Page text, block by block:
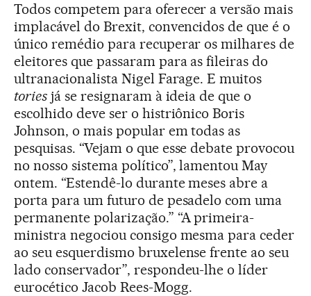
Todos competem para oferecer a versão mais
implacável do Brexit, convencidos de que é o
único remédio para recuperar os milhares de
eleitores que passaram para as fileiras do
ultranacionalista Nigel Farage. E muitos
toriesjá se resignaram à ideia de que o
escolhido deve ser o histriônico Boris
Johnson, o mais popular em todas as
pesquisas. “Vejam o que esse debate provocou
no nosso sistema político”, lamentou May
ontem. “Estendê-lo durante meses abre a
porta para um futuro de pesadelo com uma
permanente polarização.” “A primeira-
ministra negociou consigo mesma para ceder
ao seu esquerdismo bruxelense frente ao seu
lado conservador”, respondeu-lhe o líder
eurocético Jacob Rees-Mogg.